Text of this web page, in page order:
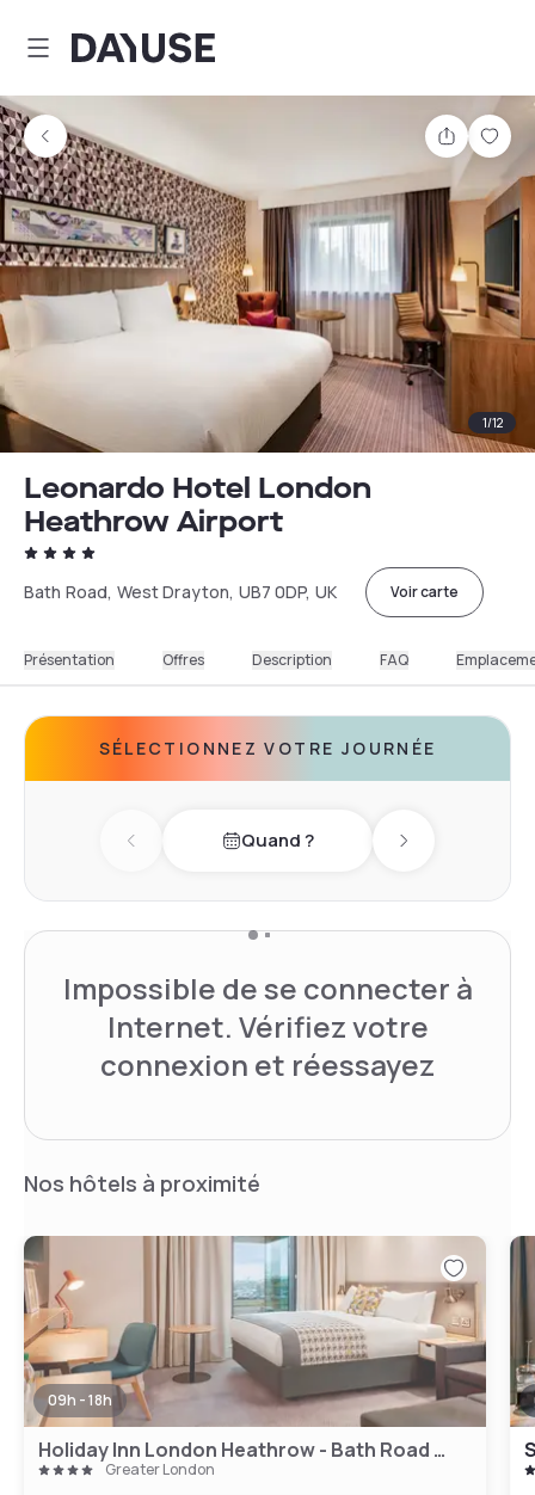
Dayuse
Partager
1/12
Leonardo Hotel London
Heathrow Airport
Bath Road, West Drayton, UB7 0DP, UK Voir carte
Présentation Offres Description FAQ
SÉLECTIONNEZ VOTRE JOURNÉE
Previous dayQuand ? Next day
Impossible de se connecter à
Internet. Vérifiez votre
connexion et réessayez
Nos hôtels à proximité
09h - 18h
Holiday Inn London Heathrow - Bath Road by IHG
Greater London